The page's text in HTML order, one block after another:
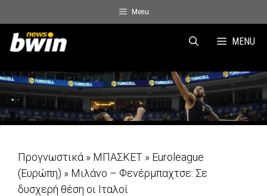
to
content
Menu
MENU
Προγνωστικά » ΜΠΑΣΚΕΤ » Euroleague
(Ευρώπη) » Μιλάνο – Φενέρμπαχτσε: Σε
δυσχερή θέση οι Ιταλοί